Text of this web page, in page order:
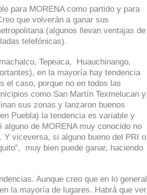
para MORENA como partido y para
que volverán a ganar sus
(algunos llevan ventajas de
telefónicas).
Tepeaca, Huauchinango,
en la mayoría hay tendencia
el caso, porque no en todos las
como San Martín Texmelucan y
sus zonas y lanzaron buenos
Puebla) la tendencia es variable y
de MORENA muy conocido no
viceversa, si alguno bueno del PRI o
muy bien puede ganar, haciendo
Aunque creo que en lo general
la mayoría de lugares. Habrá que ver